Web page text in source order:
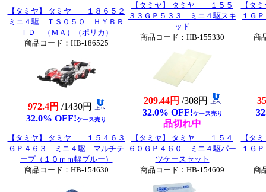
【タミヤ】 タミヤ １８６５２
ミニ４駆 ＴＳ０５０ ＨＹＢＲ
ＩＤ （ＭＡ）（ポリカ）
商品コード：HB-186525
972.4円 /1430円
32.0% OFF!ケース売り
【タミヤ】 タミヤ １５５
３３ＧＰ５３３ ミニ４駆スキ
ッド
商品コード：HB-155330
209.44円 /308円
32.0% OFF!ケース売り
品切れ中
【タ
１Ｇ
商
【タミヤ】 タミヤ １５４６３
ＧＰ４６３ ミニ４駆 マルチテ
ープ（１０ｍｍ幅ブルー）
商品コード：HB-154630
【タミヤ】 タミヤ １５４
６０ＧＰ４６０ ミニ４駆パー
ツケースセット
商品コード：HB-154609
【タ
１Ｇ
商